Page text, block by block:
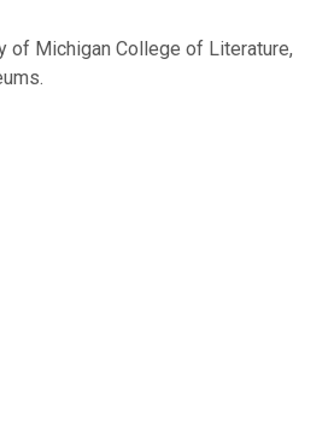
of Michigan College of Literature,